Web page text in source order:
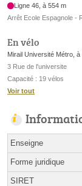
Ligne 46, à 554 m
Arrêt Ecole Espagnole -
En vélo
Mirail Université Métro, à
3 Rue de l'universite
Capacité : 19 vélos
Voir tout
Enseigne
Forme juridique
SIRET